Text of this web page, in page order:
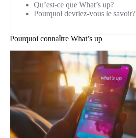
Qu’est-ce que What’s up?
Pourquoi devriez-vous le savoir?
Pourquoi connaître What’s up